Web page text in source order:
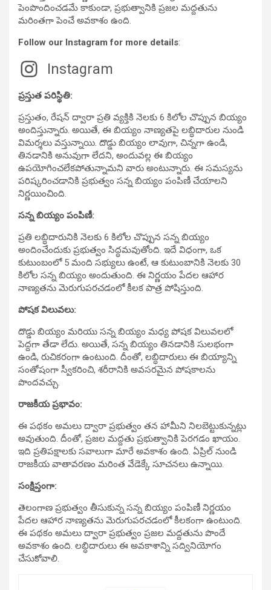
పెంపొందించడమే కాకుండా, ప్రభుత్వానికి ప్రజల మద్దతును
మరింతగా పెంచే అవకాశం ఉంది.
Follow our Instagram for more details:
Instagram
ప్రస్తుత పరిస్థితి:
ప్రస్తుతం, రేషన్ ద్వారా ప్రతి వ్యక్తికి నెలకు 6 కిలోల చొప్పున బియ్యం
అందిస్తున్నారు. అయితే, ఈ బియ్యం నాణ్యతపై లబ్ధిదారుల నుండి
విమర్శలు వస్తున్నాయి. దొడ్డు బియ్యం లావుగా, చిన్నగా ఉండి,
తినడానికి అనువుగా లేదని, అందువల్ల ఈ బియ్యం
ఉపయోగించలేకపోతున్నామని వారు అంటున్నారు. ఈ సమస్యను
పరిష్కరించడానికి ప్రభుత్వం సన్న బియ్యం పంపిణీ చేయాలని
నిర్ణయించింది.
సన్న బియ్యం పంపిణీ:
ప్రతి లబ్ధిదారునికి నెలకు 6 కిలోల చొప్పున సన్న బియ్యం
అందించేందుకు ప్రభుత్వం సిద్ధమవుతోంది. ఇదే విధంగా, ఒక
కుటుంబంలో 5 మంది సభ్యులు ఉంటే, ఆ కుటుంబానికి నెలకు 30
కిలోల సన్న బియ్యం అందుతుంది. ఈ నిర్ణయం పేదల ఆహార
నాణ్యతను మెరుగుపరచడంలో కీలక పాత్ర పోషిస్తుంది.
పోషక విలువలు:
దొడ్డు బియ్యం మరియు సన్న బియ్యం మధ్య పోషక విలువలలో
పెద్దగా తేడా లేదు. అయితే, సన్న బియ్యం తినడానికి సులభంగా
ఉండి, రుచికరంగా ఉంటుంది. దీంతో, లబ్ధిదారులు ఈ బియ్యాన్ని
సంతోషంగా స్వీకరించి, శరీరానికి అవసరమైన పోషకాలను
పొందవచ్చు.
రాజకీయ ప్రభావం:
ఈ పథకం అమలు ద్వారా ప్రభుత్వం తన హామీని నిలబెట్టుకున్నట్లు
అవుతుంది. దీంతో, ప్రజల మద్దతు ప్రభుత్వానికి పెరగడం ఖాయం.
ఇది ప్రతిపక్షాలకు సవాలుగా మారే అవకాశం ఉంది. ఏప్రిల్ నుండి
రాజకీయ వాతావరణం మరింత వేడెక్కే సూచనలు ఉన్నాయి.
సంక్షిప్తంగా:
తెలంగాణ ప్రభుత్వం తీసుకున్న సన్న బియ్యం పంపిణీ నిర్ణయం
పేదల ఆహార నాణ్యతను మెరుగుపరచడంలో కీలకంగా ఉంటుంది.
ఈ పథకం అమలు ద్వారా ప్రభుత్వం ప్రజల మద్దతును పొందే
అవకాశం ఉంది. లబ్ధిదారులు ఈ అవకాశాన్ని సద్వినియోగం
చేసుకోవాలి.